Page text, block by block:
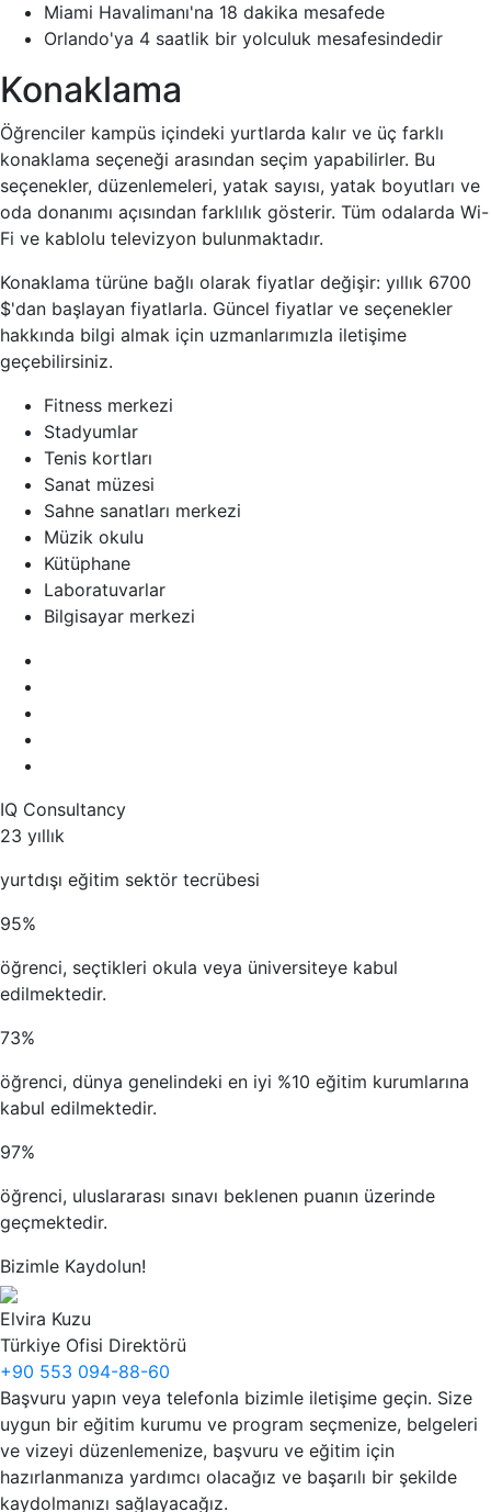
Miami Havalimanı'na 18 dakika mesafede
Orlando'ya 4 saatlik bir yolculuk mesafesindedir
Konaklama
Öğrenciler kampüs içindeki yurtlarda kalır ve üç farklı
konaklama seçeneği arasından seçim yapabilirler. Bu
seçenekler, düzenlemeleri, yatak sayısı, yatak boyutları ve
oda donanımı açısından farklılık gösterir. Tüm odalarda Wi-
Fi ve kablolu televizyon bulunmaktadır.
Konaklama türüne bağlı olarak fiyatlar değişir: yıllık 6700
$'dan başlayan fiyatlarla. Güncel fiyatlar ve seçenekler
hakkında bilgi almak için uzmanlarımızla iletişime
geçebilirsiniz.
Fitness merkezi
Stadyumlar
Tenis kortları
Sanat müzesi
Sahne sanatları merkezi
Müzik okulu
Kütüphane
Laboratuvarlar
Bilgisayar merkezi
IQ Consultancy
23 yıllık
yurtdışı eğitim sektör tecrübesi
95%
öğrenci, seçtikleri okula veya üniversiteye kabul
edilmektedir.
73%
öğrenci, dünya genelindeki en iyi %10 eğitim kurumlarına
kabul edilmektedir.
97%
öğrenci, uluslararası sınavı beklenen puanın üzerinde
geçmektedir.
Bizimle Kaydolun!
Elvira Kuzu
Türkiye Ofisi Direktörü
+90 553 094-88-60
Başvuru yapın veya telefonla bizimle iletişime geçin. Size
uygun bir eğitim kurumu ve program seçmenize, belgeleri
ve vizeyi düzenlemenize, başvuru ve eğitim için
hazırlanmanıza yardımcı olacağız ve başarılı bir şekilde
kaydolmanızı sağlayacağız.